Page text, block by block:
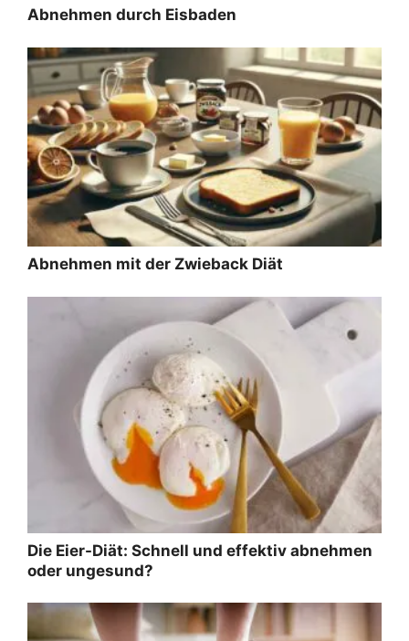
Abnehmen durch Eisbaden
Abnehmen mit der Zwieback Diät
Die Eier-Diät: Schnell und effektiv abnehmen
oder ungesund?